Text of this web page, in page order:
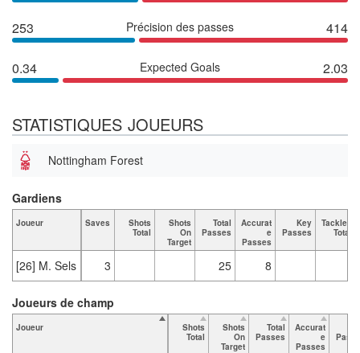
253 Précision des passes 414
0.34 Expected Goals 2.03
STATISTIQUES JOUEURS
Nottingham Forest
Joueur Saves
Shots
Total
Shots
On
Target
Total
Passes
Accurat
e
Passes
Key
Passes
Tackles
Total
[26] M. Sels 3 25 8
Gardiens
Joueur
Shots
Total
Shots
On
Target
Total
Passes
Accurat
e
Passes
Joueurs de champ